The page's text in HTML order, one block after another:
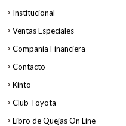
Institucional
Ventas Especiales
Compania Financiera
Contacto
Kinto
Club Toyota
Libro de Quejas On Line